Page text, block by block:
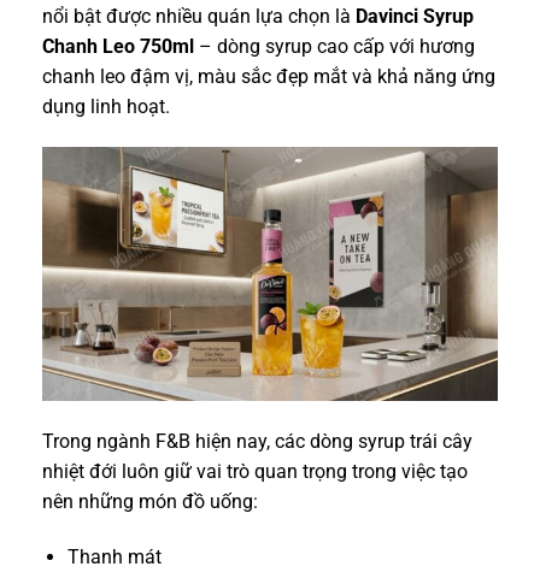
nổi bật được nhiều quán lựa chọn là Davinci Syrup
Chanh Leo 750ml – dòng syrup cao cấp với hương
chanh leo đậm vị, màu sắc đẹp mắt và khả năng ứng
dụng linh hoạt.
Trong ngành F&B hiện nay, các dòng syrup trái cây
nhiệt đới luôn giữ vai trò quan trọng trong việc tạo
nên những món đồ uống:
Thanh mát